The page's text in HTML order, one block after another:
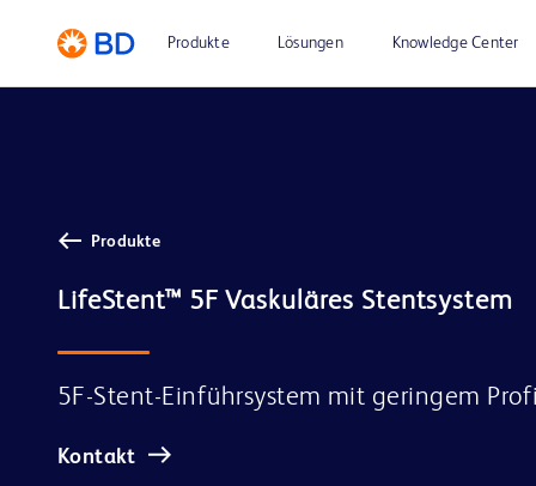
Produkte Lösungen Knowledge Center
Produkte
LifeStent™ 5F Vaskuläres Stentsystem
5F-Stent-Einführsystem mit geringem Profil
Kontakt